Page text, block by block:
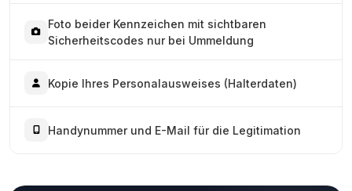
Foto beider Kennzeichen mit sichtbaren
Sicherheitscodes nur bei Ummeldung
Kopie Ihres Personalausweises (Halterdaten)
Handynummer und E-Mail für die Legitimation